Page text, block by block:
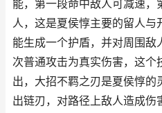
能，第一段命中敌人可减速
人，这是夏侯惇主要的留人与
能生成一个护盾，并对周围敌
次普通攻击为真实伤害，这个
出，大招不羁之刃是夏侯惇的
出链刃，对路径上敌人造成伤